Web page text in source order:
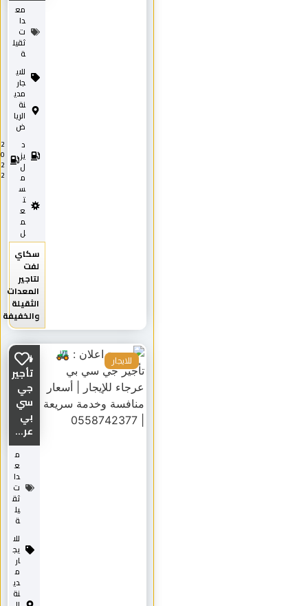
مع
دا
ت
ثقيل
ة
للاي
جار
مدي
نة
الريا
ض
د
يز
ل
م
س
ت
ع
م
ل
2
0
2
2
سكاي
لفت
لتاجير
المعدات
الثقيلة
والخفيفة
🚜
تأجير
جي
سي
بي
عر...
م
ع
دا
ت
ثق
يل
ة
للا
يج
ار
م
دي
نة
للايجار